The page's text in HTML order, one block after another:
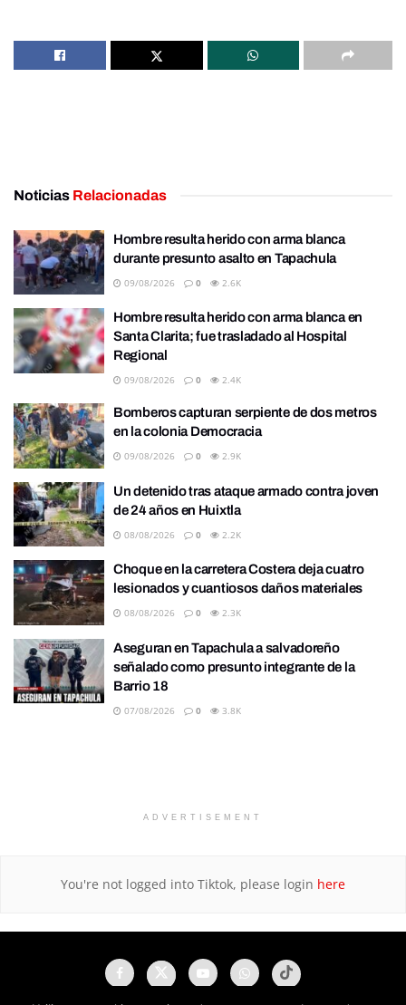
Noticias Relacionadas
Hombre resulta herido con arma blanca
durante presunto asalto en Tapachula
09/08/2026 0 2.6K
Hombre resulta herido con arma blanca en
Santa Clarita; fue trasladado al Hospital
Regional
09/08/2026 0 2.4K
Bomberos capturan serpiente de dos metros
en la colonia Democracia
09/08/2026 0 2.9K
Un detenido tras ataque armado contra joven
de 24 años en Huixtla
08/08/2026 0 2.2K
Choque en la carretera Costera deja cuatro
lesionados y cuantiosos daños materiales
08/08/2026 0 2.3K
Aseguran en Tapachula a salvadoreño
señalado como presunto integrante de la
Barrio 18
07/08/2026 0 3.8K
ADVERTISEMENT
You're not logged into Tiktok, please login here